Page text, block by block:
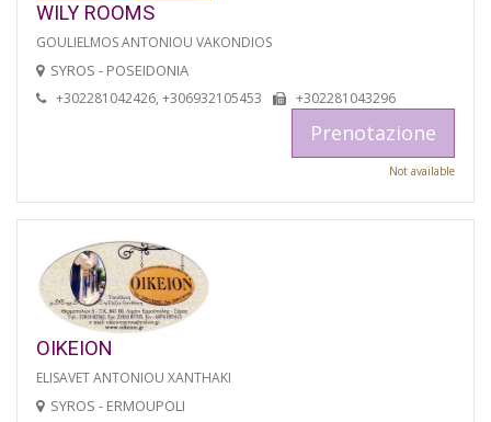
WILY ROOMS
GOULIELMOS ANTONIOU VAKONDIOS
SYROS - POSEIDONIA
+302281042426, +306932105453 +302281043296
Prenotazione
Not available
OIKEION
ELISAVET ANTONIOU XANTHAKI
SYROS - ERMOUPOLI